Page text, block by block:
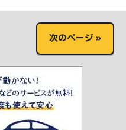
次のページ »